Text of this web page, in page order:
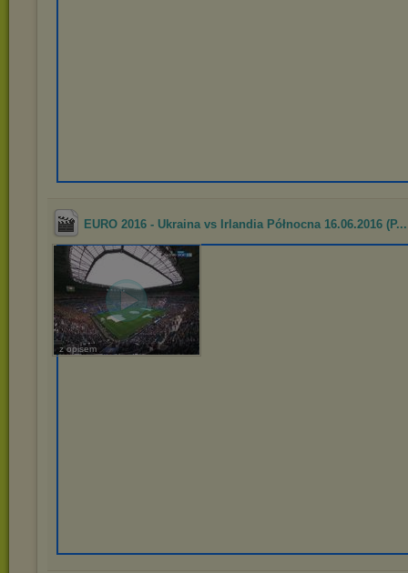
EURO 2016 - Ukraina vs Irlandia Północna 16.06.2016 (P...
z opisem